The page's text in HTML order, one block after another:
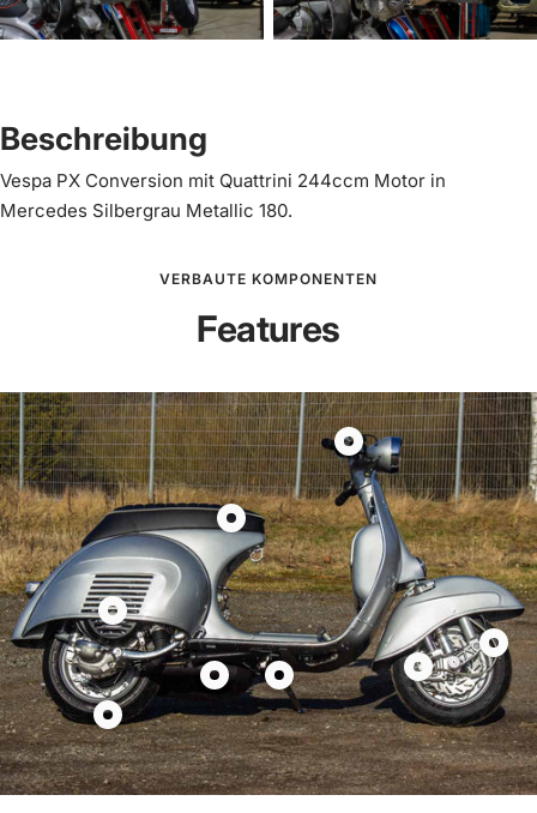
Beschreibung
Vespa PX Conversion mit Quattrini 244ccm Motor in
Mercedes Silbergrau Metallic 180.
VERBAUTE KOMPONENTEN
Features
Produkt
Motor
Vespa
PX
200
Quattrini
Produkt
Auspuff
Scooter
&
Produkt
Vespa
Konfigurator
anzeigen
Produkt
Kurzhub
Gasgriff
Scooter
&
Service
90°
CNC
anzeigen
Produkt
Seitenständer
Verstärkung
Scooter
Produkt
Breitreifenkit
Scooter
Gabel
Vespa
PX
Produkt
Streamline
Seats
Vespa
Sitzbänke
anzeigen